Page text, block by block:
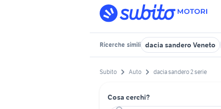
Ricerche simili dacia sandero Veneto
Subito Auto dacia sandero 2 serie
Cosa cerchi?